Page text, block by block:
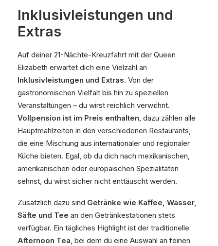
Inklusivleistungen und
Extras
Auf deiner 21-Nächte-Kreuzfahrt mit der Queen
Elizabeth erwartet dich eine Vielzahl an
Inklusivleistungen und Extras. Von der
gastronomischen Vielfalt bis hin zu speziellen
Veranstaltungen – du wirst reichlich verwöhnt.
Vollpension ist im Preis enthalten, dazu zählen alle
Hauptmahlzeiten in den verschiedenen Restaurants,
die eine Mischung aus internationaler und regionaler
Küche bieten. Egal, ob du dich nach mexikanischen,
amerikanischen oder europäischen Spezialitäten
sehnst, du wirst sicher nicht enttäuscht werden.
Zusätzlich dazu sind Getränke wie Kaffee, Wasser,
Säfte und Tee an den Getränkestationen stets
verfügbar. Ein tägliches Highlight ist der traditionelle
Afternoon Tea, bei dem du eine Auswahl an feinen